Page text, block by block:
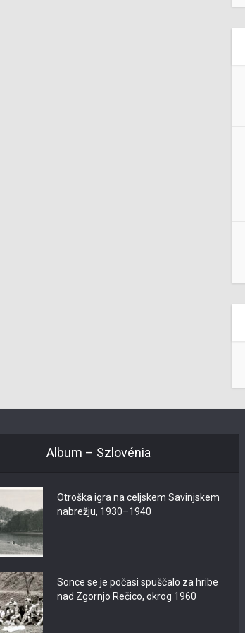
Album – Szlovénia
Otroška igra na celjskem Savinjskem
nabrežju, 1930–1940
Sonce se je počasi spuščalo za hribe
nad Zgornjo Rečico, okrog 1960